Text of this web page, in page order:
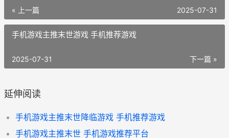
« 上一篇 2025-07-31
手机游戏主推末世游戏 手机推荐游戏
下一篇 »
2025-07-31
延伸阅读
手机游戏主推末世降临游戏 手机推荐游戏
手机游戏主推末世 手机游戏推荐平台